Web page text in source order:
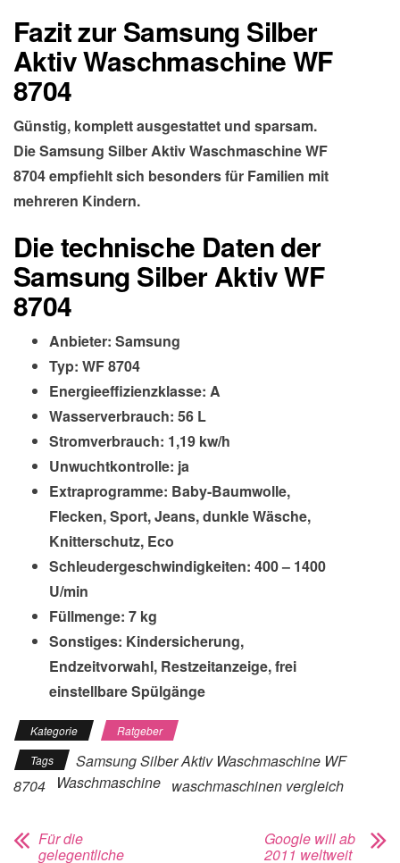
Fazit zur Samsung Silber
Aktiv Waschmaschine WF
8704
Günstig, komplett ausgestattet und sparsam.
Die Samsung Silber Aktiv Waschmaschine WF
8704 empfiehlt sich besonders für Familien mit
mehreren Kindern.
Die technische Daten der
Samsung Silber Aktiv WF
8704
Anbieter: Samsung
Typ: WF 8704
Energieeffizienzklasse: A
Wasserverbrauch: 56 L
Stromverbrauch: 1,19 kw/h
Unwuchtkontrolle: ja
Extraprogramme: Baby-Baumwolle,
Flecken, Sport, Jeans, dunkle Wäsche,
Knitterschutz, Eco
Schleudergeschwindigkeiten: 400 – 1400
U/min
Füllmenge: 7 kg
Sonstiges: Kindersicherung,
Endzeitvorwahl, Restzeitanzeige, frei
einstellbare Spülgänge
Kategorie
Ratgeber
Tags
Samsung Silber Aktiv Waschmaschine WF
8704
Waschmaschine waschmaschinen vergleich
Für die
gelegentliche
Google will ab
2011 weltweit